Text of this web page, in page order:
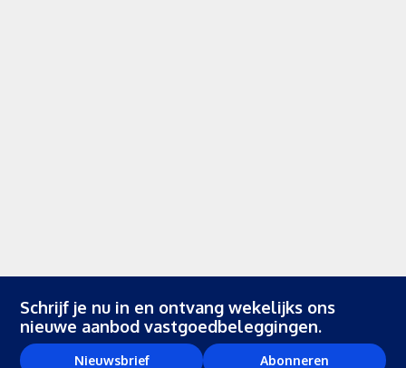
Schrijf je nu in en ontvang wekelijks ons
nieuwe aanbod vastgoedbeleggingen.
Nieuwsbrief Abonneren